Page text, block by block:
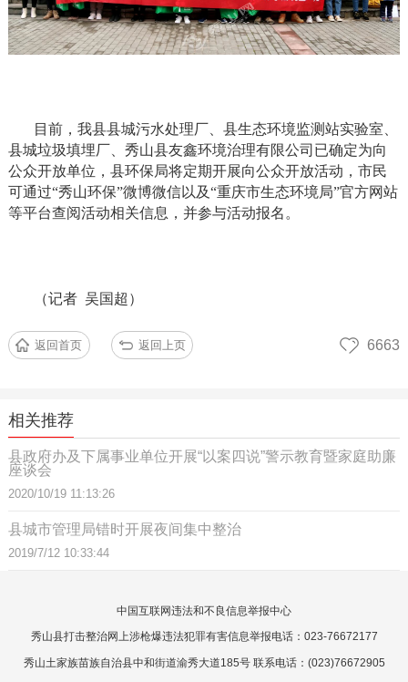
目前，我县县城污水处理厂、县生态环境监测站实验室、
县城垃圾填埋厂、秀山县友鑫环境治理有限公司已确定为向
公众开放单位，县环保局将定期开展向公众开放活动，市民
可通过“秀山环保”微博微信以及“重庆市生态环境局”官方网站
等平台查阅活动相关信息，并参与活动报名。
（记者 吴国超）
返回首页 返回上页 6663
相关推荐
县政府办及下属事业单位开展“以案四说”警示教育暨家庭助廉
座谈会
2020/10/19 11:13:26
县城市管理局错时开展夜间集中整治
2019/7/12 10:33:44
中国互联网违法和不良信息举报中心
秀山县打击整治网上涉枪爆违法犯罪有害信息举报电话：023-76672177
秀山土家族苗族自治县中和街道渝秀大道185号 联系电话：(023)76672905